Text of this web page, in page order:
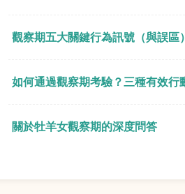
觀察期五大關鍵行為訊號（與誤區）
如何通過觀察期考驗？三種有效行
關於牡羊女觀察期的深度問答